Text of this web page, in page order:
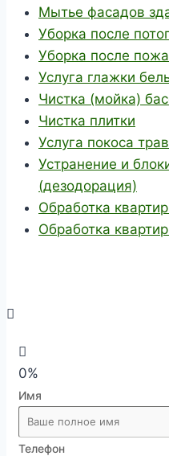
Мытье фасадов
Уборка после
Уборка после
Услуга глажки
Чистка (мойка)
Чистка плитки
Услуга покоса
Устранение и
(дезодорация)
Обработка
Обработка
0%
Имя
Телефон